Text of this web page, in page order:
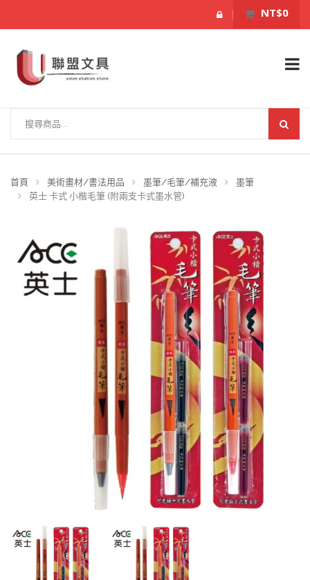
NT$0
首頁 美術畫材/書法用品 墨筆/毛筆/補充液
墨筆
英士 卡式 小楷毛筆 (附兩支卡式墨水管)